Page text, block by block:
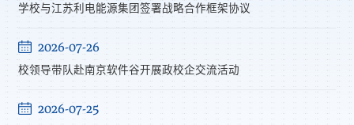
学校与江苏利电能源集团签署战略合作框架协议
2026-07-26
校领导带队赴南京软件谷开展政校企交流活动
2026-07-25